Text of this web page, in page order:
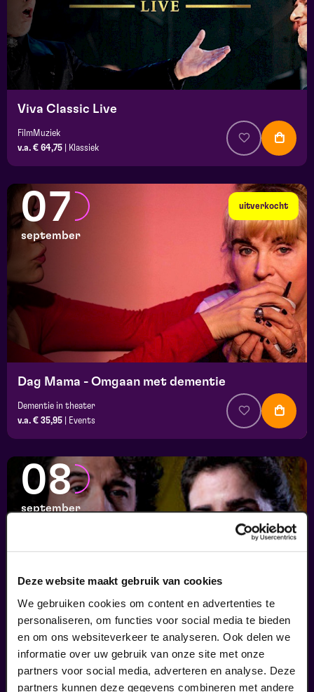
Deze website maakt gebruik van cookies
We gebruiken cookies om content en advertenties te
personaliseren, om functies voor social media te bieden
en om ons websiteverkeer te analyseren. Ook delen we
informatie over uw gebruik van onze site met onze
partners voor social media, adverteren en analyse. Deze
partners kunnen deze gegevens combineren met andere
Viva Classic Live
FilmMuziek
v.a. € 64,75
Klassiek
uitverkocht
07
september
Dag Mama - Omgaan met dementie
Dementie in theater
v.a. € 35,95
Events
08
september
Ons Kind
Psychologie in theater